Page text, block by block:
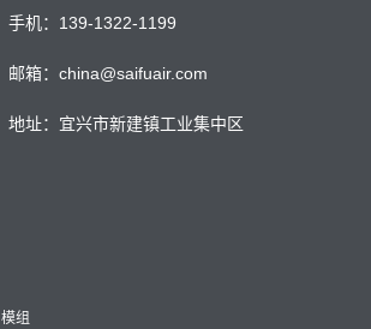
手机：139-1322-1199
邮箱：china@saifuair.com
地址：宜兴市新建镇工业集中区
模组